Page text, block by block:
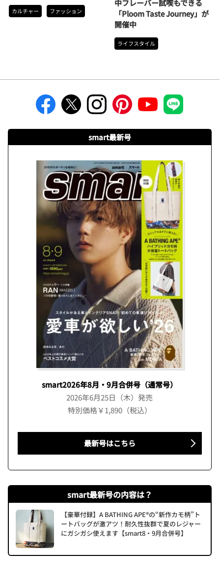
カルチャー ファッション
中フレーバー試喫もできる
「Ploom Taste Journey」が
開催中
ライフスタイル
smart最新号
smart2026年8月・9月合併号（通常号）
2026年6月25日（木）発売
特別価格￥1,890（税込）
最新号はこちら
smart最新号の内容は？
【豪華付録】A BATHING APE®の“新作カモ柄”ト
ートバッグが激アツ！耐久性抜群で夏のレジャー
にガシガシ使えます【smart8・9月合併号】